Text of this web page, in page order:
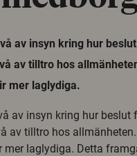
av insyn kring hur
av tilltro hos
mer laglydiga.
av insyn kring hur beslut
av tilltro hos
laglydiga. Detta